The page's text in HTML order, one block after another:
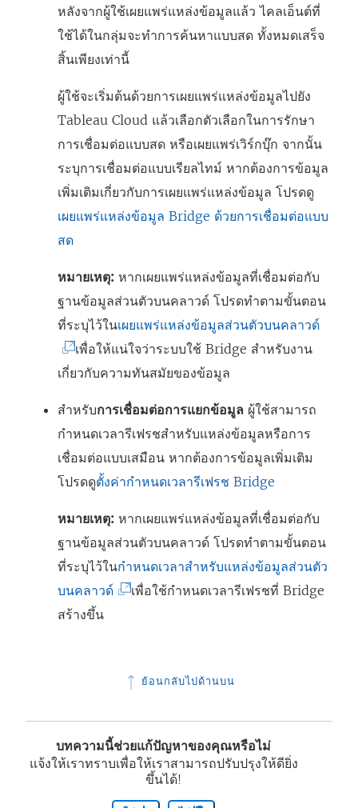
หลังจากผู้ใช้เผยแพร่แหล่งข้อมูลแล้ว ไคลเอ็นต์ที่
ใช้ได้ในกลุ่มจะทำการค้นหาแบบสด ทั้งหมดเสร็จ
สิ้นเพียงเท่านี้
ผู้ใช้จะเริ่มต้นด้วยการเผยแพร่แหล่งข้อมูลไปยัง
Tableau Cloud แล้วเลือกตัวเลือกในการรักษา
การเชื่อมต่อแบบสด หรือเผยแพร่เวิร์กบุ๊ก จากนั้น
ระบุการเชื่อมต่อแบบเรียลไทม์ หากต้องการข้อมูล
เพิ่มเติมเกี่ยวกับการเผยแพร่แหล่งข้อมูล โปรดดู
เผยแพร่แหล่งข้อมูล Bridge ด้วยการเชื่อมต่อแบบ
สด
หมายเหตุ: หากเผยแพร่แหล่งข้อมูลที่เชื่อมต่อกับ
ฐานข้อมูลส่วนตัวบนคลาวด์ โปรดทำตามขั้นตอน
ที่ระบุไว้ในเผยแพร่แหล่งข้อมูลส่วนตัวบนคลาวด์(
ใ
น
ห
เพื่อให้แน่ใจว่าระบบใช้ Bridge สำหรับงาน
เกี่ยวกับความทันสมัยของข้อมูล
สำหรับการเชื่อมต่อการแยกข้อมูล ผู้ใช้สามารถ
กำหนดเวลารีเฟรชสำหรับแหล่งข้อมูลหรือการ
เชื่อมต่อแบบเสมือน หากต้องการข้อมูลเพิ่มเติม
โปรดดูตั้งค่ากำหนดเวลารีเฟรช Bridge
หมายเหตุ: หากเผยแพร่แหล่งข้อมูลที่เชื่อมต่อกับ
ฐานข้อมูลส่วนตัวบนคลาวด์ โปรดทำตามขั้นตอน
ที่ระบุไว้ในกำหนดเวลาสำหรับแหล่งข้อมูลส่วนตัว
บนคลาวด์(
เ
ปิ
เพื่อใช้กำหนดเวลารีเฟรชที่ Bridge
สร้างขึ้น
ย้อนกลับไปด้านบน
บทความนี้ช่วยแก้ปัญหาของคุณหรือไม่
แจ้งให้เราทราบเพื่อให้เราสามารถปรับปรุงให้ดียิ่ง
ขึ้นได้!